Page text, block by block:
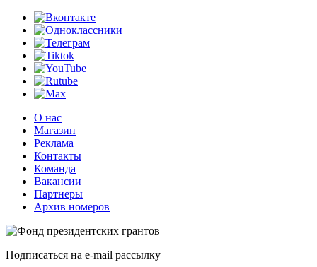
О нас
Магазин
Реклама
Контакты
Команда
Вакансии
Партнеры
Архив номеров
Подписаться на e-mail рассылку